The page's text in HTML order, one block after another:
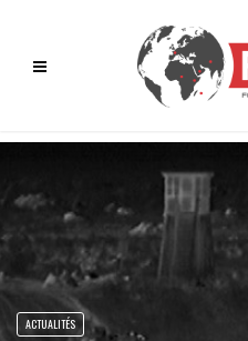
ACTUALITÉS